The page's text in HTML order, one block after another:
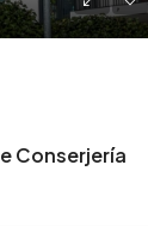
Conserjería